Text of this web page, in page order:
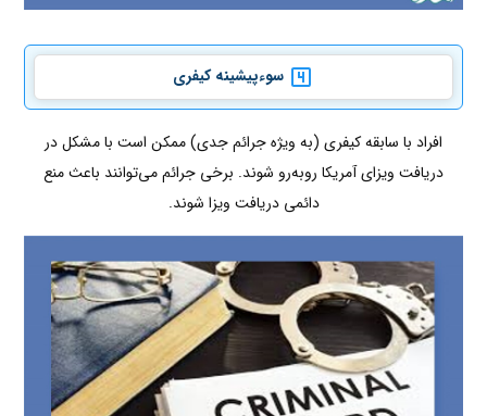
سوءپیشینه کیفری
افراد با سابقه کیفری (به ویژه جرائم جدی) ممکن است با مشکل در
دریافت ویزای آمریکا روبه‌رو شوند. برخی جرائم می‌توانند باعث منع
دائمی دریافت ویزا شوند.